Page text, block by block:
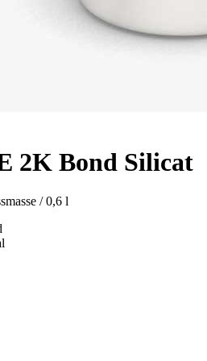
2K Bond Silicat
/ 0,6 l